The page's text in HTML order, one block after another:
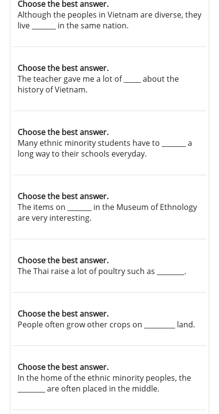
Choose the best answer.
Although the peoples in Vietnam are diverse, they
live _______ in the same nation.
Choose the best answer.
The teacher gave me a lot of _____ about the
history of Vietnam.
Choose the best answer.
Many ethnic minority students have to _______ a
long way to their schools everyday.
Choose the best answer.
The items on _______ in the Museum of Ethnology
are very interesting.
Choose the best answer.
The Thai raise a lot of poultry such as ________.
Choose the best answer.
People often grow other crops on _________ land.
Choose the best answer.
In the home of the ethnic minority peoples, the
________ are often placed in the middle.